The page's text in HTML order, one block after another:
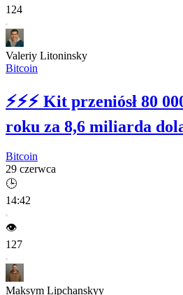
124
Valeriy Litoninsky
Bitcoin
⚡⚡⚡ Kit przeniósł 80
roku za 8,6 miliarda
Bitcoin
29 czerwca
🕒
14:42
👁️
127
Maksym Lipchanskyy